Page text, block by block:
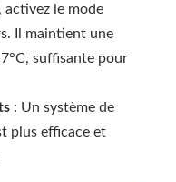
activez le mode
Il maintient une
suffisante pour
: Un système de
plus efficace et